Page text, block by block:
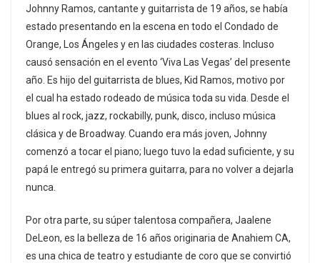
Johnny Ramos, cantante y guitarrista de 19 años, se había
estado presentando en la escena en todo el Condado de
Orange, Los Ángeles y en las ciudades costeras. Incluso
causó sensación en el evento ‘Viva Las Vegas’ del presente
año. Es hijo del guitarrista de blues, Kid Ramos, motivo por
el cual ha estado rodeado de música toda su vida. Desde el
blues al rock, jazz, rockabilly, punk, disco, incluso música
clásica y de Broadway. Cuando era más joven, Johnny
comenzó a tocar el piano; luego tuvo la edad suficiente, y su
papá le entregó su primera guitarra, para no volver a dejarla
nunca.
Por otra parte, su súper talentosa compañera, Jaalene
DeLeon, es la belleza de 16 años originaria de Anahiem CA,
es una chica de teatro y estudiante de coro que se convirtió